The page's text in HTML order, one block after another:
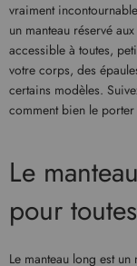
vraiment
un manteau réservé
accessible à toutes,
votre corps, des
certains modèles.
comment bien le
Le
pour
Le manteau long est